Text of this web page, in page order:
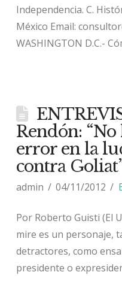
Independencia. C.
México Email:
WASHINGTON D.C.-
Rendón:
error en la
contra
admin 04/11/2012
Por Roberto Guisti (El
mire es un personaje,
detractores, como
presidente o